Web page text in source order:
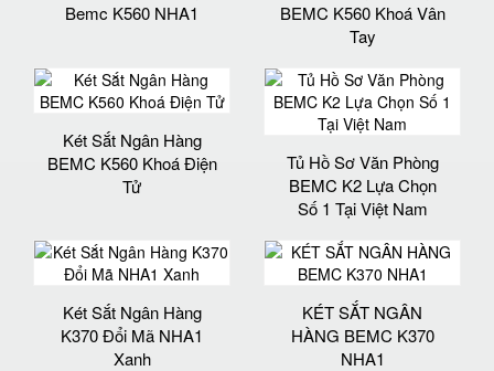
Bemc K560 NHA1
BEMC K560 Khoá Vân
Tay
Két Sắt Ngân Hàng
BEMC K560 Khoá Điện
Tử
Tủ Hồ Sơ Văn Phòng
BEMC K2 Lựa Chọn
Số 1 Tại Việt Nam
Két Sắt Ngân Hàng
K370 Đổi Mã NHA1
Xanh
KÉT SẮT NGÂN
HÀNG BEMC K370
NHA1